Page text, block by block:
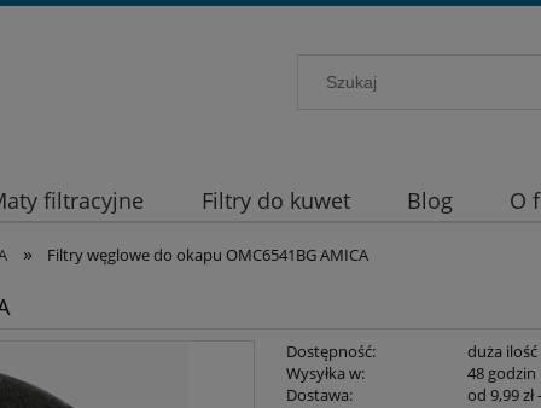
filtracyjne Filtry do kuwet Blog O
» Filtry węglowe do okapu OMC6541BG AMICA
Dostępność:
duża ilość
Wysyłka w:
48 godzin
Dostawa:
od 9,99 zł